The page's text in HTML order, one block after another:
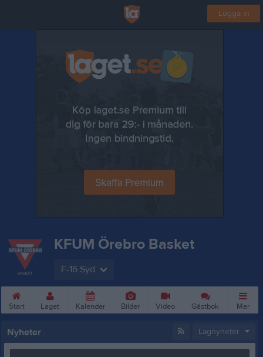
Logga in
KFUM Örebro Basket
F-16 Syd
Start Laget Kalender Bilder Video Gästbok Mer
Nyheter Lagnyheter